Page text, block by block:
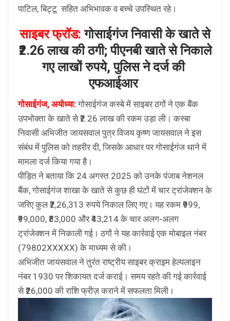
पाटिल, बिट्टू सहित अभिभावक व बच्चे उपस्थित रहे।
साइबर फ्रॉड: गोसाईगंज निवासी के खाते से
₹2.26 लाख की ठगी; पीएनबी खाते से निकाले
गए लाखों रुपये, पुलिस ने दर्ज की
एफआईआर
गोसाईगंज, अयोध्या:गोसाईगंज कस्बे में साइबर ठगों ने एक बैंक
उपभोक्ता के खाते से ₹2.26 लाख की रकम उड़ा ली। कस्बा
निवासी अभिजीत जायसवाल पुत्र विजय कृष्ण जायसवाल ने इस
संबंध में पुलिस को तहरीर दी, जिसके आधार पर गोसाईगंज थाने में
मामला दर्ज किया गया है।
पीड़ित ने बताया कि 24 अगस्त 2025 को उनके पंजाब नेशनल
बैंक, गोसाईगंज शाखा के खाते से कुछ ही घंटों में चार ट्रांजेक्शन के
जरिए कुल ₹2,26,313 रुपये निकाल लिए गए। यह रकम ₹999,
₹99,000, ₹83,000 और ₹43,214 के चार अलग-अलग
ट्रांजेक्शन में निकाली गई। ठगों ने यह कार्रवाई एक मोबाइल नंबर
(79802XXXXX) के माध्यम से की।
अभिजीत जायसवाल ने तुरंत राष्ट्रीय साइबर क्राइम हेल्पलाइन
नंबर 1930 पर शिकायत दर्ज कराई। समय रहते की गई कार्रवाई
से ₹26,000 की राशि फ्रीज़ कराने में सफलता मिली।